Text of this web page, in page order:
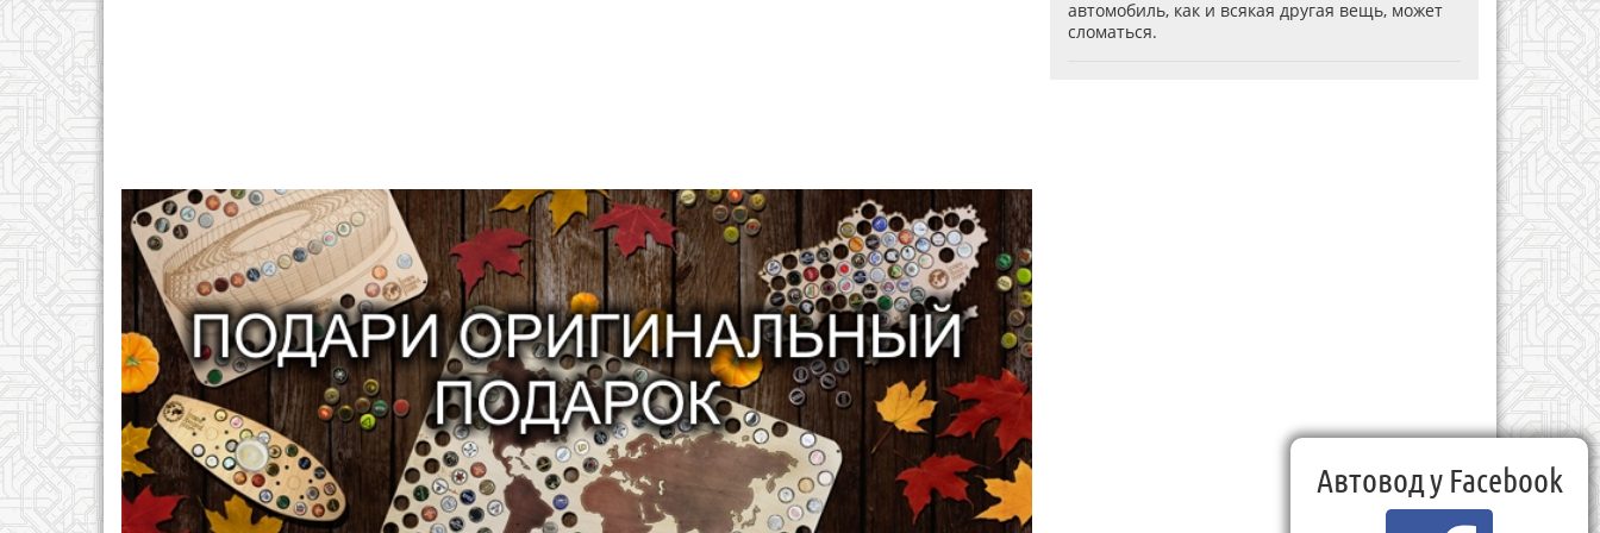
автомобиль, как и всякая другая вещь, может
сломаться.
Автовод у Facebook